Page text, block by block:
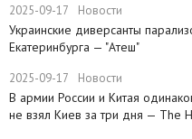
2025-09-17 Новости
Украинские диверсанты
Екатеринбурга — "Атеш"
2025-09-17 Новости
​В армии России и Китая
не взял Киев за три дня — The